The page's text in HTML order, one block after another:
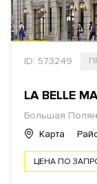
ID: 573249
Большая
Карта
ЦЕНА ПО